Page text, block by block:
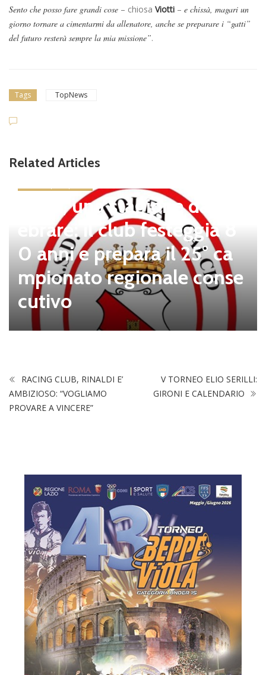
Sento che posso fare grandi cose – chiosa Viotti – e chissà, magari un
giorno tornare a cimentarmi da allenatore, anche se preparare i “gatti”
del futuro resterà sempre la mia missione”.
Tags TopNews
Related Articles
Tolfa, una stagione da cel
ebrare: il club festeggia 8
0 anni e prepara il 25° ca
mpionato regionale conse
cutivo
RACING CLUB, RINALDI E’
AMBIZIOSO: “VOGLIAMO
PROVARE A VINCERE”
V TORNEO ELIO SERILLI:
GIRONI E CALENDARIO